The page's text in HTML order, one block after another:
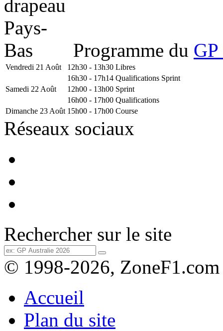
Programme du
Vendredi 21 Août 12h30 - 13h30 Libres
16h30 - 17h14 Qualifications Sprint
Samedi 22 Août
12h00 - 13h00 Sprint
16h00 - 17h00 Qualifications
Dimanche 23 Août 15h00 - 17h00 Course
Réseaux sociaux
Rechercher sur le site
© 1998-2026, ZoneF1.com
Accueil
Plan du site